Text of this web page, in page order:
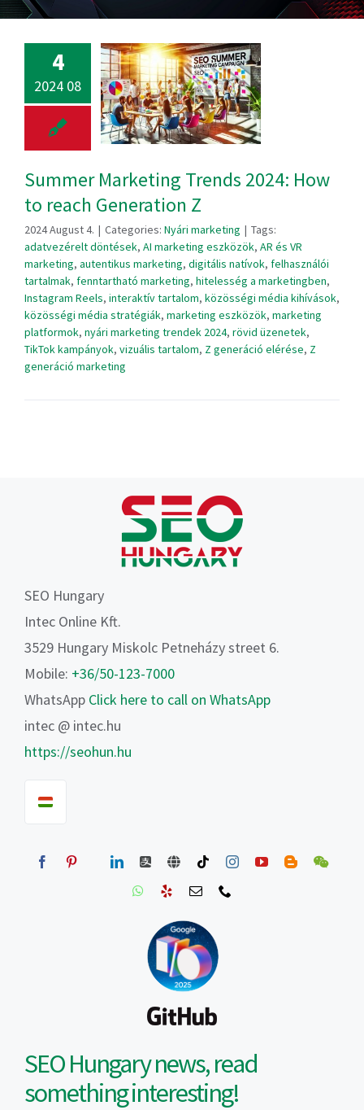
4
2024 08
Summer Marketing Trends 2024: How
to reach Generation Z
2024 August 4. | Categories: Nyári marketing | Tags:
adatvezérelt döntések, AI marketing eszközök, AR és VR
marketing, autentikus marketing, digitális natívok, felhasználói
tartalmak, fenntartható marketing, hitelesség a marketingben,
Instagram Reels, interaktív tartalom, közösségi média kihívások,
közösségi média stratégiák, marketing eszközök, marketing
platformok, nyári marketing trendek 2024, rövid üzenetek,
TikTok kampányok, vizuális tartalom, Z generáció elérése, Z
generáció marketing
SEO Hungary
Intec Online Kft.
3529 Hungary Miskolc Petneházy street 6.
Mobile: +36/50-123-7000
WhatsApp Click here to call on WhatsApp
intec @ intec.hu
https://seohun.hu
SEO Hungary news, read
something interesting!